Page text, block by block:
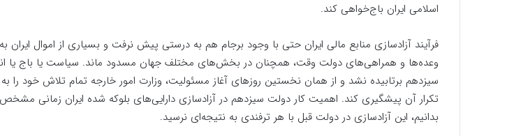
اسلامی ایران باج‌خواهی کند.
فرآیند آزادسازی منابع مالی ایران حتی با وجود برجام هم به درستی پیش نرفت و بسیاری از اموال ایران
وعده‌ها و همراهی‌های دولت وقت، همچنان در بخش‌های مختلف جهان مسدود ماند. سیاست یا باج یا
سیزدهم برتابیده نشد و از همان نخستین روزهای آغاز مسئولیت، وزارت امور خارجه تمام تلاش خود را
تکرار آن پیشگیری کند. اهمیت کار دولت سیزدهم در آزادسازی دارایی‌های بلوکه شده ایران زمانی
بدانیم، این آزادسازی در دولت قبل با هر ترفندی به نتیجه‌ای نرسید.